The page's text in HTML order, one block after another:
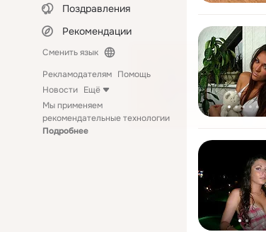
Поздравления
Рекомендации
Сменить язык
Рекламодателям Помощь
Новости Ещё
Мы применяем
рекомендательные технологии
Подробнее